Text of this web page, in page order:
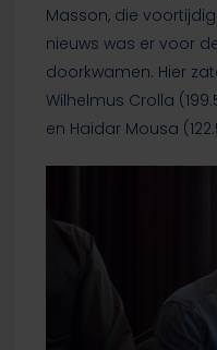
Masson, die
nieuws was er voor
doorkwamen. Hier
Wilhelmus Crolla
en Haidar Mousa